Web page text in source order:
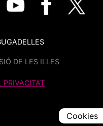
DE LES ILLES
PRIVACITAT
Cookies